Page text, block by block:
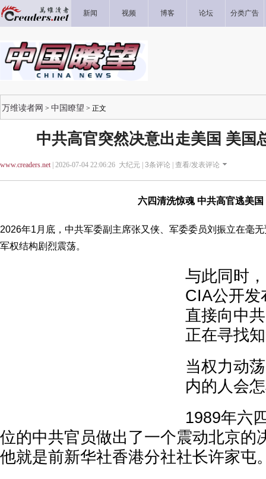
新闻 视频 博客 论坛 分类广告
万维读者网 > 中国瞭望 > 正文
中共高官突然决意出走美国 美国
www.creaders.net| 2026-07-04 22:06:26 大纪元 | 3条评论 | 查看/发表评论
六四清洗惊魂 中共高官逃美国
2026年1月底，中共军委副主席张又侠、军委委员刘振立在毫
军权结构剧烈震荡。
与此同时
CIA公开发
直接向中
正在寻找
当权力动
内的人会
1989年六
位的中共官员做出了一个震动北京
他就是前新华社香港分社社长许家屯